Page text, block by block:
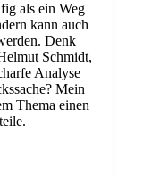
als ein Weg
kann auch
Denk
Schmidt,
Analyse
Mein
Thema einen